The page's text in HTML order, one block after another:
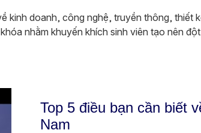
kinh doanh, công nghệ, truyền thông, thiết
nhằm khuyến khích sinh viên tạo nên
Top 5 điều bạn cần biết
Nam